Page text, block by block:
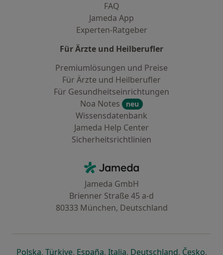
FAQ
Jameda App
Experten-Ratgeber
Für Ärzte und Heilberufler
Premiumlösungen und Preise
Für Ärzte und Heilberufler
Für Gesundheitseinrichtungen
Noa Notes
neu
Wissensdatenbank
Jameda Help Center
Sicherheitsrichtlinien
Jameda - Startseite
Jameda GmbH
Brienner Straße 45 a-d
80333 München, Deutschland
Polskaöffnet in einer neuen Registerkarte
, Türkiyeöffnet in einer neuen Registerkarte
, Españaöffnet in einer neuen
, Italiaöffnet in einer neuen
, Deutschlandöffnet in
, Česko,